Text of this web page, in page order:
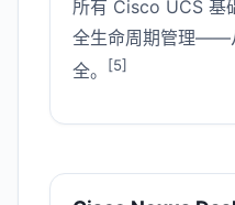
所有 Cisco UCS 基
全生命周期管理——
全。
[5]